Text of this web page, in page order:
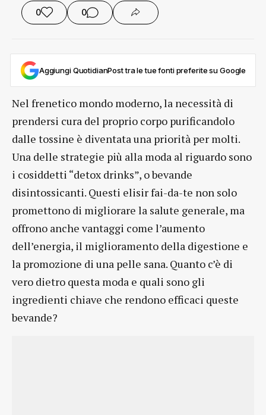
0 0
Aggiungi QuotidianPost tra le tue fonti preferite su Google
Nel frenetico mondo moderno, la necessità di
prendersi cura del proprio corpo purificandolo
dalle tossine è diventata una priorità per molti.
Una delle strategie più alla moda al riguardo sono
i cosiddetti “detox drinks”, o bevande
disintossicanti. Questi elisir fai-da-te non solo
promettono di migliorare la salute generale, ma
offrono anche vantaggi come l’aumento
dell’energia, il miglioramento della digestione e
la promozione di una pelle sana. Quanto c’è di
vero dietro questa moda e quali sono gli
ingredienti chiave che rendono efficaci queste
bevande?